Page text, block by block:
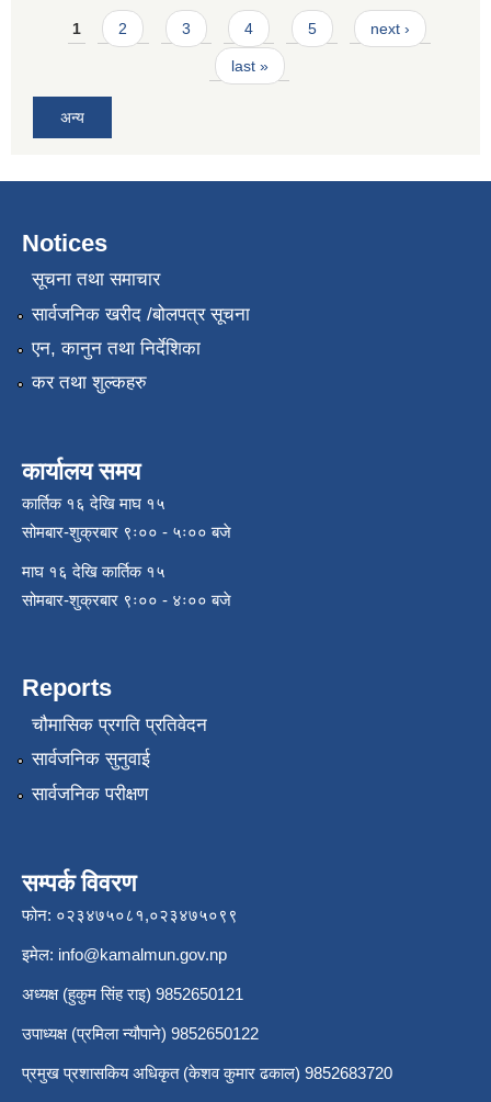
Pages
1 2 3 4 5 next ›
last »
अन्य
Notices
सूचना तथा समाचार
सार्वजनिक खरीद /बोलपत्र सूचना
एन, कानुन तथा निर्देशिका
कर तथा शुल्कहरु
कार्यालय समय
कार्तिक १६ देखि माघ १५
सोमबार-शुक्रबार ९ः०० - ५ः०० बजे
माघ १६ देखि कार्तिक १५
सोमबार-शुक्रबार ९ः०० - ४ः०० बजे
Reports
चौमासिक प्रगति प्रतिवेदन
सार्वजनिक सुनुवाई
सार्वजनिक परीक्षण
सम्पर्क विवरण
फोन: ०२३४७५०८१,०२३४७५०९९
इमेल: info@kamalmun.gov.np
अध्यक्ष (हुकुम सिंह राइ) 9852650121
उपाध्यक्ष (प्रमिला न्यौपाने) 9852650122
प्रमुख प्रशासकिय अधिकृत (केशव कुमार ढकाल) 9852683720